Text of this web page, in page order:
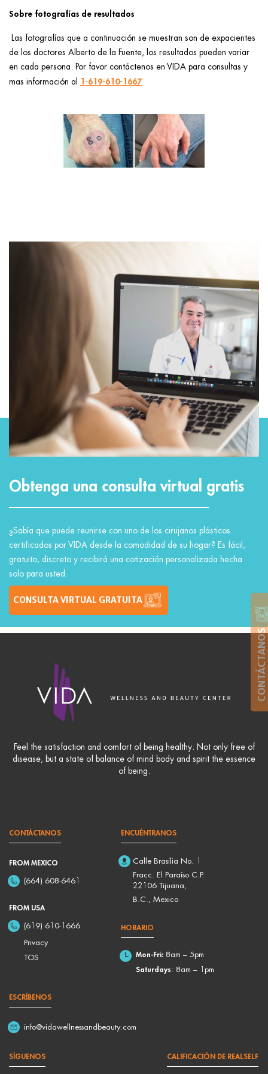
CONTÁCTANOS
menu
menu
menu
Sobre fotografías de resultados
Las fotografías que a continuación se muestran son de expacientes
de los doctores Alberto de la Fuente, los resultados pueden variar
en cada persona. Por favor contáctenos en VIDA para consultas y
mas información al 1-619-610-1667
Obtenga una consulta virtual gratis
¿Sabía que puede reunirse con uno de los cirujanos plásticos
certificados por VIDA desde la comodidad de su hogar? Es fácil,
gratuito, discreto y recibirá una cotización personalizada hecha
solo para usted.
CONSULTA VIRTUAL GRATUITA
Feel the satisfaction and comfort of being healthy. Not only free of
disease, but a state of balance of mind body and spirit the essence
of being.
CONTÁCTANOS
FROM MEXICO
(664) 608-6461
FROM USA
(619) 610-1666
Privacy
TOS
ENCUÉNTRANOS
Calle Brasilia No. 1
Fracc. El Paraíso C.P.
22106 Tijuana,
B.C., Mexico
HORARIO
Mon-Fri:8am – 5pm
Saturdays: 8am – 1pm
ESCRÍBENOS
info@vidawellnessandbeauty.com
SÍGUENOS CALIFICACIÓN DE REALSELF